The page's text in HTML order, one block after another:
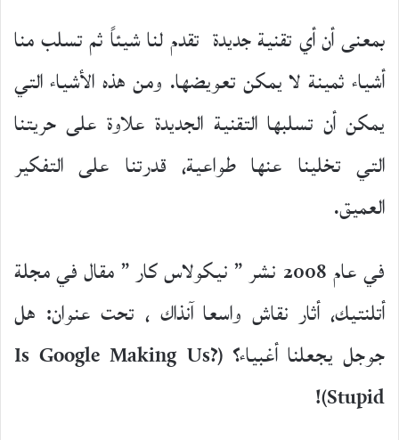
بمعنى أن أي تقنية جديدة تقدم لنا شيئاً ثم تسلب منا
أشياء ثمينة لا يمكن تعويضها. ومن هذه الأشياء التي
يمكن أن تسلبها التقنية الجديدة علاوة على حريتنا
التي تخلينا عنها طواعية، قدرتنا على التفكير
العميق.
في عام 2008 نشر ” نيكولاس كار ” مقال في مجلة
أتلنتيك، أثار نقاش واسعا آنذاك ، تحت عنوان: هل
جوجل يجعلنا أغبياء؟ (?Is Google Making Us
Stupid)!